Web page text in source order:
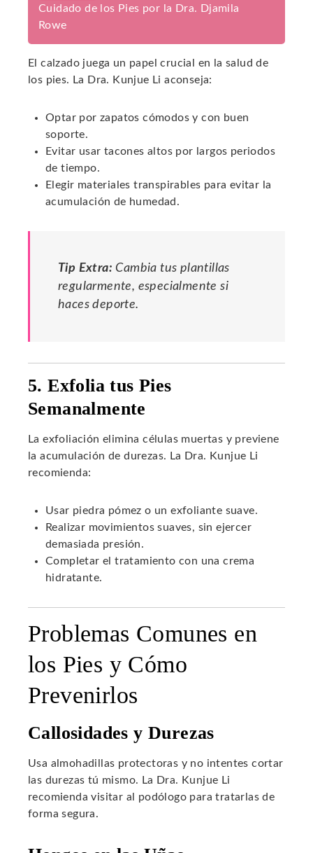
Cuidado de los Pies por la Dra. Djamila
Rowe
El calzado juega un papel crucial en la salud de
los pies. La Dra. Kunjue Li aconseja:
Optar por zapatos cómodos y con buen
soporte.
Evitar usar tacones altos por largos periodos
de tiempo.
Elegir materiales transpirables para evitar la
acumulación de humedad.
Tip Extra: Cambia tus plantillas
regularmente, especialmente si
haces deporte.
5. Exfolia tus Pies
Semanalmente
La exfoliación elimina células muertas y previene
la acumulación de durezas. La Dra. Kunjue Li
recomienda:
Usar piedra pómez o un exfoliante suave.
Realizar movimientos suaves, sin ejercer
demasiada presión.
Completar el tratamiento con una crema
hidratante.
Problemas Comunes en
los Pies y Cómo
Prevenirlos
Callosidades y Durezas
Usa almohadillas protectoras y no intentes cortar
las durezas tú mismo. La Dra. Kunjue Li
recomienda visitar al podólogo para tratarlas de
forma segura.